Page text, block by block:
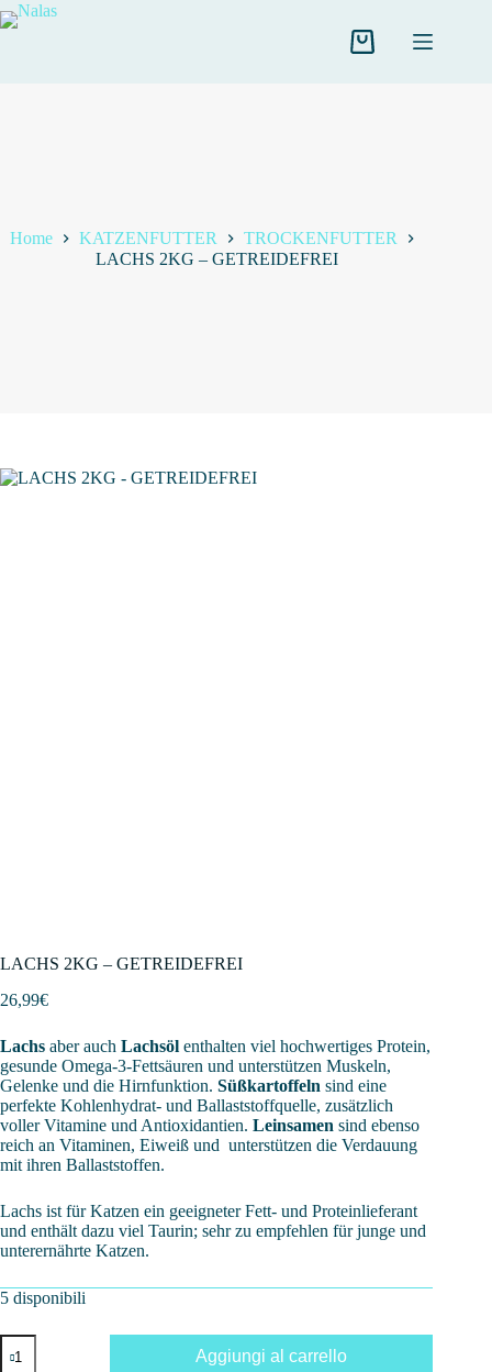
Salta
al
Carrello
Home KATZENFUTTER
TROCKENFUTTER
LACHS 2KG – GETREIDEFREI
LACHS 2KG – GETREIDEFREI
26,99€
Lachs aber auch Lachsöl enthalten viel hochwertiges Protein,
gesunde Omega-3-Fettsäuren und unterstützen Muskeln,
Gelenke und die Hirnfunktion. Süßkartoffeln sind eine
perfekte Kohlenhydrat- und Ballaststoffquelle, zusätzlich
voller Vitamine und Antioxidantien. Leinsamen sind ebenso
reich an Vitaminen, Eiweiß und unterstützen die Verdauung
mit ihren Ballaststoffen.
Lachs ist für Katzen ein geeigneter Fett- und Proteinlieferant
und enthält dazu viel Taurin; sehr zu empfehlen für junge und
unterernährte Katzen.
5 disponibili
LACHS
2KG
Aggiungi al carrello